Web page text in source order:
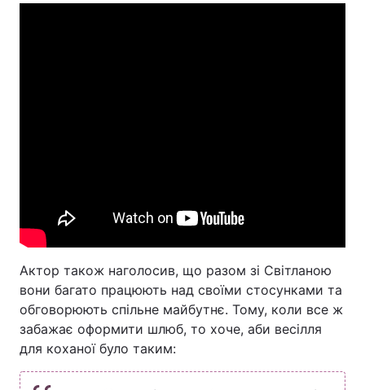
Актор також наголосив, що разом зі Світланою
вони багато працюють над своїми стосунками та
обговорюють спільне майбутнє. Тому, коли все ж
забажає оформити шлюб, то хоче, аби весілля
для коханої було таким: